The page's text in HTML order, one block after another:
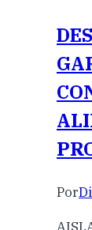
Por